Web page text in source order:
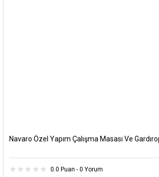
Navaro Özel Yapım Çalışma Masası Ve
0.0 Puan - 0 Yorum